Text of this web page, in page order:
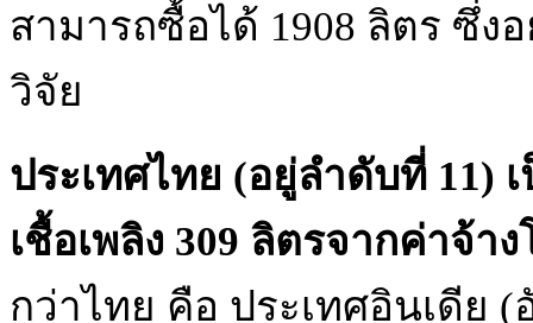
สามารถซื้อได้ 1908 ลิตร ซึ่ง
วิจัย
ประเทศไทย (อยู่ลำดับที่ 11)
เชื้อเพลิง 309 ลิตรจากค่าจ้า
กว่าไทย คือ ประเทศอินเดีย